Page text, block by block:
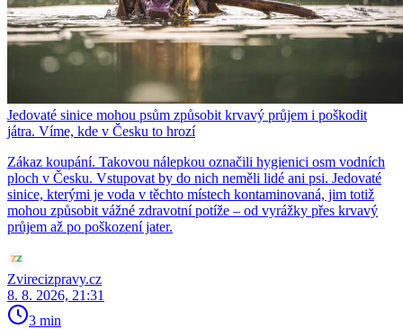
Jedovaté sinice mohou psům způsobit krvavý průjem i poškodit
játra. Víme, kde v Česku to hrozí
Zákaz koupání. Takovou nálepkou označili hygienici osm vodních
ploch v Česku. Vstupovat by do nich neměli lidé ani psi. Jedovaté
sinice, kterými je voda v těchto místech kontaminovaná, jim totiž
mohou způsobit vážné zdravotní potíže – od vyrážky přes krvavý
průjem až po poškození jater.
Zvirecizpravy.cz
8. 8. 2026, 21:31
3 min